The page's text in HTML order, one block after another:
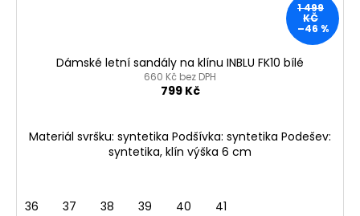
1 499
KČ
–46 %
Dámské letní sandály na klínu INBLU FK10 bílé
660 Kč bez DPH
799 Kč
Materiál svršku: syntetika Podšívka: syntetika Podešev:
syntetika, klín výška 6 cm
36 37 38 39 40 41